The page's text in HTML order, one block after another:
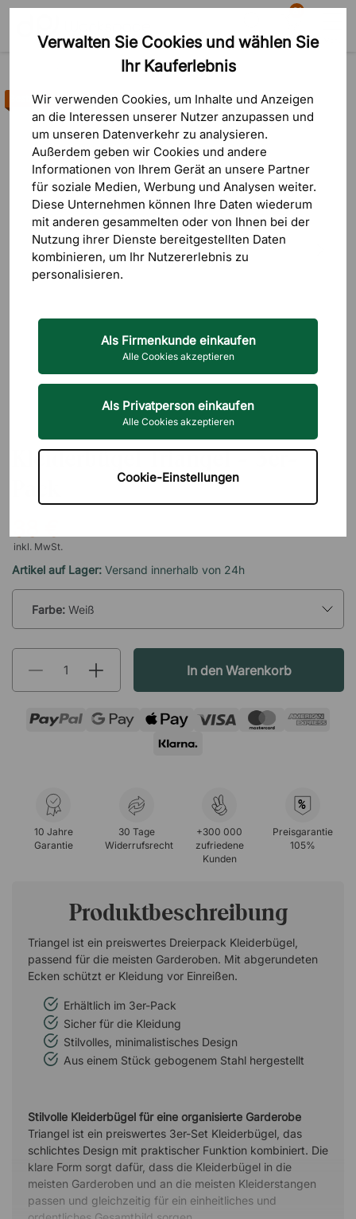
Verwalten Sie Cookies und wählen Sie
Ihr Kauferlebnis
Wir verwenden Cookies, um Inhalte und Anzeigen
an die Interessen unserer Nutzer anzupassen und
um unseren Datenverkehr zu analysieren.
Außerdem geben wir Cookies und andere
Informationen von Ihrem Gerät an unsere Partner
für soziale Medien, Werbung und Analysen weiter.
Diese Unternehmen können Ihre Daten wiederum
mit anderen gesammelten oder von Ihnen bei der
Nutzung ihrer Dienste bereitgestellten Daten
kombinieren, um Ihr Nutzererlebnis zu
personalisieren.
Als Firmenkunde einkaufen
Alle Cookies akzeptieren
Als Privatperson einkaufen
Alle Cookies akzeptieren
Cookie-Einstellungen
Suche
81
Warenkorb
Inneneinrichtung Haken & Kleiderbügel
Bestseller
Kleiderbügel Triangel - 3er-
inkl. MwSt.
Artikel auf Lager: Versand innerhalb von 24h
Farbe: Weiß
In den Warenkorb
10 Jahre
Garantie
30 Tage
Widerrufsrecht
+300 000
zufriedene
Kunden
%
Preisgarantie
105%
Produktbeschreibung
Triangel ist ein preiswertes Dreierpack Kleiderbügel,
passend für die meisten Garderoben. Mit abgerundeten
Ecken schützt er Kleidung vor Einreißen.
Erhältlich im 3er-Pack
Sicher für die Kleidung
Stilvolles, minimalistisches Design
Aus einem Stück gebogenem Stahl hergestellt
Stilvolle Kleiderbügel für eine organisierte Garderobe
Triangel ist ein preiswertes 3er-Set Kleiderbügel, das
schlichtes Design mit praktischer Funktion kombiniert. Die
klare Form sorgt dafür, dass die Kleiderbügel in die
meisten Garderoben und an die meisten Kleiderstangen
passen und gleichzeitig für ein einheitliches und